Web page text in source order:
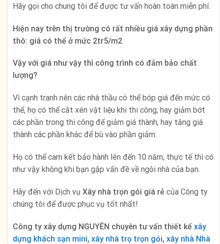
Hãy gọi cho chung tôi để được tư vấn hoàn toàn miễn phí.
Hiện nay trên thị trường có rất nhiều giá xây dựng phần
thô: giá có thể ở mức 2tr5/m2
Vậy với giá như vậy thì công trình có đảm bảo chất
lượng?
Vì cạnh tranh nên các nhà thầu có thể bóp giá đến mức có
thể, họ có thể cắt xén vật liệu khi thi công, hay giảm bớt
các phần trong thi công để giảm giá thành, hay tăng giá
thành các phần khác để bù vào phần giảm.
Họ có thể cam kết bảo hành lên đến 10 năm, thực tế thì có
như vậy không khi bạn gặp vấn đề về ngôi nhà của bạn.
Hãy đến với Dịch vụ Xây nhà trọn gói giá rẻ của Công ty
chúng tôi để được phục vụ tốt nhất!
Công ty xây dựng NGUYÊN chuyên tư vấn thiết kếxây
dựng khách sạn mini, xây nhà trọ trọn gói, xây nhà Nhà